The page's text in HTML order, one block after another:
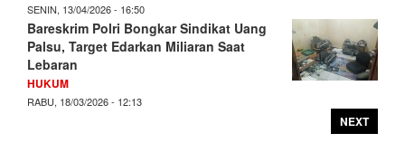
SENIN, 13/04/2026 - 16:50
Bareskrim Polri Bongkar Sindikat Uang
Palsu, Target Edarkan Miliaran Saat
Lebaran
HUKUM
RABU, 18/03/2026 - 12:13
NEXT